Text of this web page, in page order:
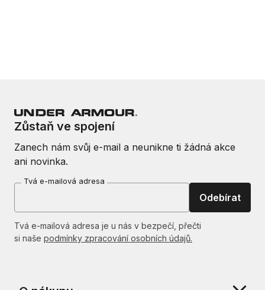
Zůstaň ve spojení
Zanech nám svůj e-mail a neunikne ti žádná akce
ani novinka.
Tvá e-mailová adresa
Odebírat
Tvá e-mailová adresa je u nás v bezpečí, přečti
si naše podmínky zpracování osobních údajů.